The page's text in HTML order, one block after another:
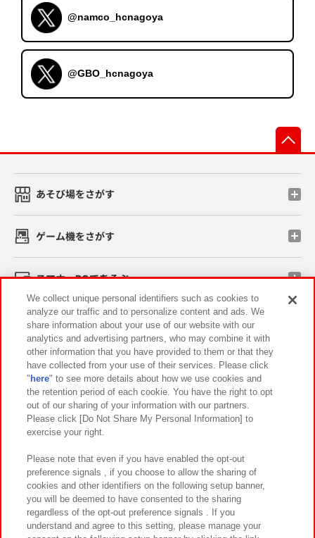
@namco_hcnagoya
@GBO_hcnagoya
あそび場をさがす
ゲーム機をさがす
スマホ・PCであそぶ
イベント・キャンペーン
関連会社 サステナビリティ サイトポリシー
プライバシーポリシー ウェブアクセシビリティ方針と検証結果
お取引先さまとともに
カスタマーハラスメント対応方針 よくあるご質問・お問い合わせ
We collect unique personal identifiers such as cookies to
analyze our traffic and to personalize content and ads. We
share information about your use of our website with our
analytics and advertising partners, who may combine it with
other information that you have provided to them or that they
have collected from your use of their services. Please click
" here" to see more details about how we use cookies and
the retention period of each cookie. You have the right to opt
out of our sharing of your information with our partners.
Please click [Do Not Share My Personal Information] to
exercise your right.
Please note that even if you have enabled the opt-out
preference signals , if you choose to allow the sharing of
cookies and other identifiers on the following setup banner,
you will be deemed to have consented to the sharing
regardless of the opt-out preference signals . If you
understand and agree to this setting, please manage your